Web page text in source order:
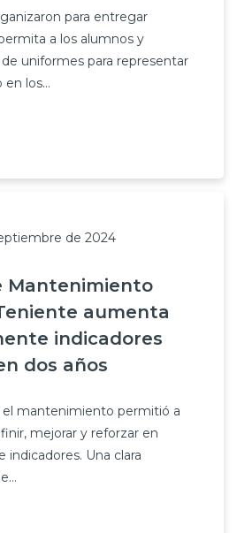
para entregar
a los alumnos y
uniformes para representar
los...
de 2024
Mantenimiento
aumenta
indicadores
dos años
el mantenimiento permitió a
mejorar y reforzar en
indicadores. Una clara